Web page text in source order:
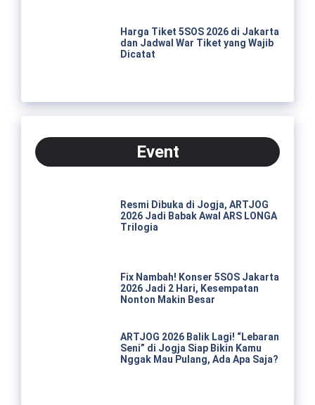
Harga Tiket 5SOS 2026 di Jakarta
dan Jadwal War Tiket yang Wajib
Dicatat
Event
Resmi Dibuka di Jogja, ARTJOG
2026 Jadi Babak Awal ARS LONGA
Trilogia
Fix Nambah! Konser 5SOS Jakarta
2026 Jadi 2 Hari, Kesempatan
Nonton Makin Besar
ARTJOG 2026 Balik Lagi! “Lebaran
Seni” di Jogja Siap Bikin Kamu
Nggak Mau Pulang, Ada Apa Saja?